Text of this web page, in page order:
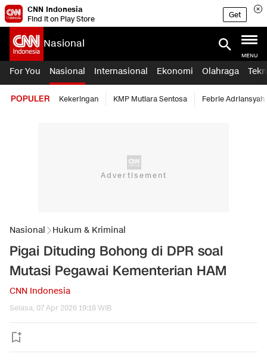
CNN Indonesia
Find it on Play Store
Get
Nasional
MENU
For You Nasional Internasional Ekonomi Olahraga
POPULER Kekeringan KMP Mutiara Sentosa Febrie Adriansyah
Nasional Hukum & Kriminal
Pigai Dituding Bohong di DPR soal
Mutasi Pegawai Kementerian HAM
CNN Indonesia
Selasa, 07 Apr 2026 19:18 WIB